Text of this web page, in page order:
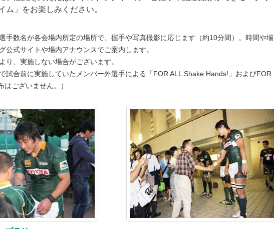
ム」をお楽しみください。
手数名が各会場内所定の場所で、握手や写真撮影に応じます（約10分間）。時間や場
公式サイトや場内アナウンスでご案内します。
り、実施しない場合がございます。
試合前に実施していたメンバー外選手による「FOR ALL Shake Hands!」およびFOR
はございません。）